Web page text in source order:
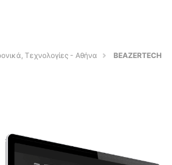
Τεχνολογίες - Αθήνα
BEAZERTECH